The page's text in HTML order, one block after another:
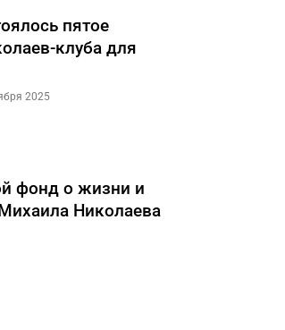
пятое
клуба для
2025
фонд о жизни и
Николаева